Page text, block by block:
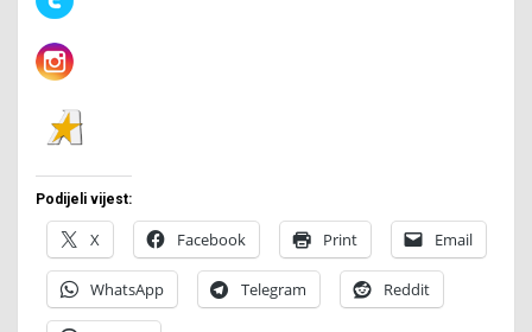
Podijeli vijest:
X Facebook Print Email
WhatsApp Telegram Reddit